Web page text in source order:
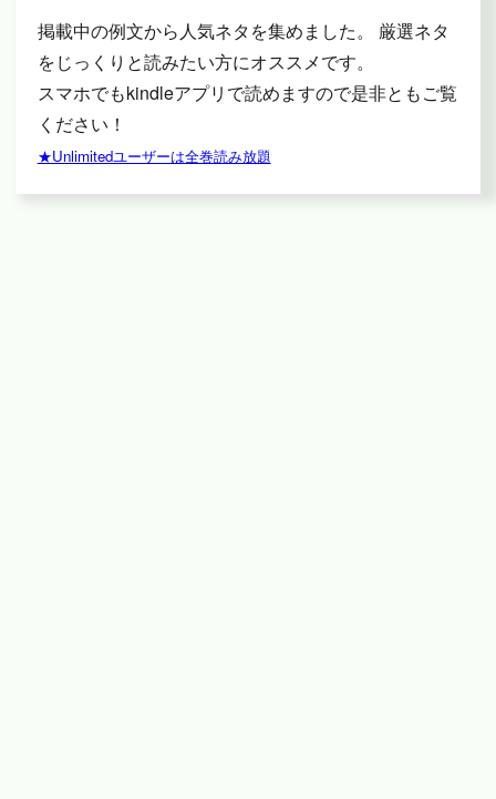
掲載中の例文から人気ネタを集めました。 厳選ネタ
をじっくりと読みたい方にオススメです。
スマホでもkindleアプリで読めますので是非ともご覧
ください！
★Unlimitedユーザーは全巻読み放題